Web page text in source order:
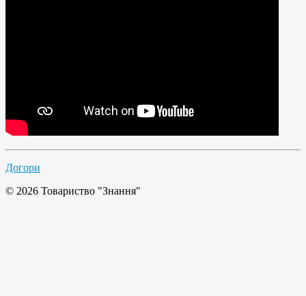
Догори
© 2026 Товариство "Знання"